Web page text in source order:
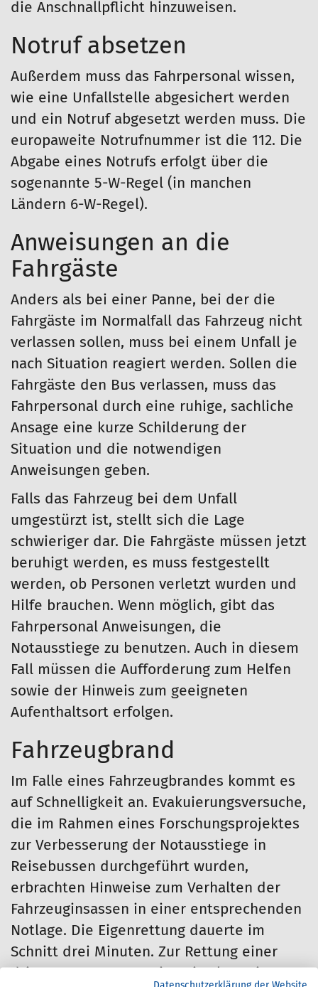
die Anschnallpflicht hinzuweisen.
Notruf absetzen
Außerdem muss das Fahrpersonal wissen,
wie eine Unfallstelle abgesichert werden
und ein Notruf abgesetzt werden muss. Die
europaweite Notrufnummer ist die 112. Die
Abgabe eines Notrufs erfolgt über die
sogenannte 5-W-Regel (in manchen
Ländern 6-W-Regel).
Anweisungen an die
Fahrgäste
Anders als bei einer Panne, bei der die
Fahrgäste im Normalfall das Fahrzeug nicht
verlassen sollen, muss bei einem Unfall je
nach Situation reagiert werden. Sollen die
Fahrgäste den Bus verlassen, muss das
Fahrpersonal durch eine ruhige, sachliche
Ansage eine kurze Schilderung der
Situation und die notwendigen
Anweisungen geben.
Falls das Fahrzeug bei dem Unfall
umgestürzt ist, stellt sich die Lage
schwieriger dar. Die Fahrgäste müssen jetzt
beruhigt werden, es muss festgestellt
werden, ob Personen verletzt wurden und
Hilfe brauchen. Wenn möglich, gibt das
Fahrpersonal Anweisungen, die
Notausstiege zu benutzen. Auch in diesem
Fall müssen die Aufforderung zum Helfen
sowie der Hinweis zum geeigneten
Aufenthaltsort erfolgen.
Fahrzeugbrand
Im Falle eines Fahrzeugbrandes kommt es
auf Schnelligkeit an. Evakuierungsversuche,
die im Rahmen eines Forschungsprojektes
zur Verbesserung der Notausstiege in
Reisebussen durchgeführt wurden,
erbrachten Hinweise zum Verhalten der
Fahrzeuginsassen in einer entsprechenden
Notlage. Die Eigenrettung dauerte im
Schnitt drei Minuten. Zur Rettung einer
Datenschutzerklärung der Website